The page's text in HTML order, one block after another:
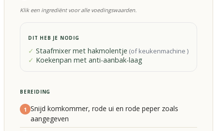
Klik een ingrediënt voor alle voedingswaarden.
DIT HEB JE NODIG
Staafmixer met hakmolentje (of keukenmachine )
Koekenpan met anti-aanbak-laag
BEREIDING
1 Snijd komkommer, rode ui en rode peper zoals
aangegeven